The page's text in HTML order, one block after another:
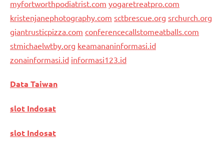
myfortworthpodiatrist.com yogaretreatpro.com
kristenjanephotography.com sctbrescue.org srchurch.org
giantrusticpizza.com conferencecallstomeatballs.com
stmichaelwtby.org keamananinformasi.id
zonainformasi.id informasi123.id
Data Taiwan
slot Indosat
slot Indosat